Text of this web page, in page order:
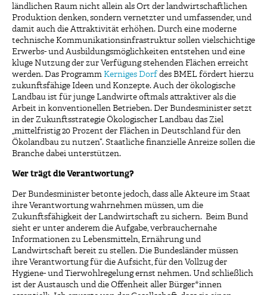
ländlichen Raum nicht allein als Ort der landwirtschaftlichen
Produktion denken, sondern vernetzter und umfassender, und
damit auch die Attraktivität erhöhen. Durch eine moderne
technische Kommunikationsinfrastruktur sollen vielschichtige
Erwerbs- und Ausbildungsmöglichkeiten entstehen und eine
kluge Nutzung der zur Verfügung stehenden Flächen erreicht
werden. Das Programm Kerniges Dorf des BMEL fördert hierzu
zukunftsfähige Ideen und Konzepte. Auch der ökologische
Landbau ist für junge Landwirte oftmals attraktiver als die
Arbeit in konventionellen Betrieben. Der Bundesminister setzt
in der Zukunftsstrategie Ökologischer Landbau das Ziel
„mittelfristig 20 Prozent der Flächen in Deutschland für den
Ökolandbau zu nutzen“. Staatliche finanzielle Anreize sollen die
Branche dabei unterstützen.
Wer trägt die Verantwortung?
Der Bundesminister betonte jedoch, dass alle Akteure im Staat
ihre Verantwortung wahrnehmen müssen, um die
Zukunftsfähigkeit der Landwirtschaft zu sichern. Beim Bund
sieht er unter anderem die Aufgabe, verbrauchernahe
Informationen zu Lebensmitteln, Ernährung und
Landwirtschaft bereit zu stellen. Die Bundesländer müssen
ihre Verantwortung für die Aufsicht, für den Vollzug der
Hygiene- und Tierwohlregelung ernst nehmen. Und schließlich
ist der Austausch und die Offenheit aller Bürger*innen